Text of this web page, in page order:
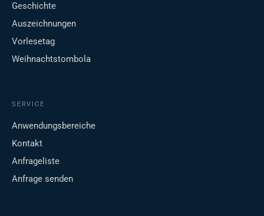
Geschichte
Auszeichnungen
Vorlesetag
Weihnachtstombola
SERVICE
Anwendungsbereiche
Kontakt
Anfrageliste
Anfrage senden